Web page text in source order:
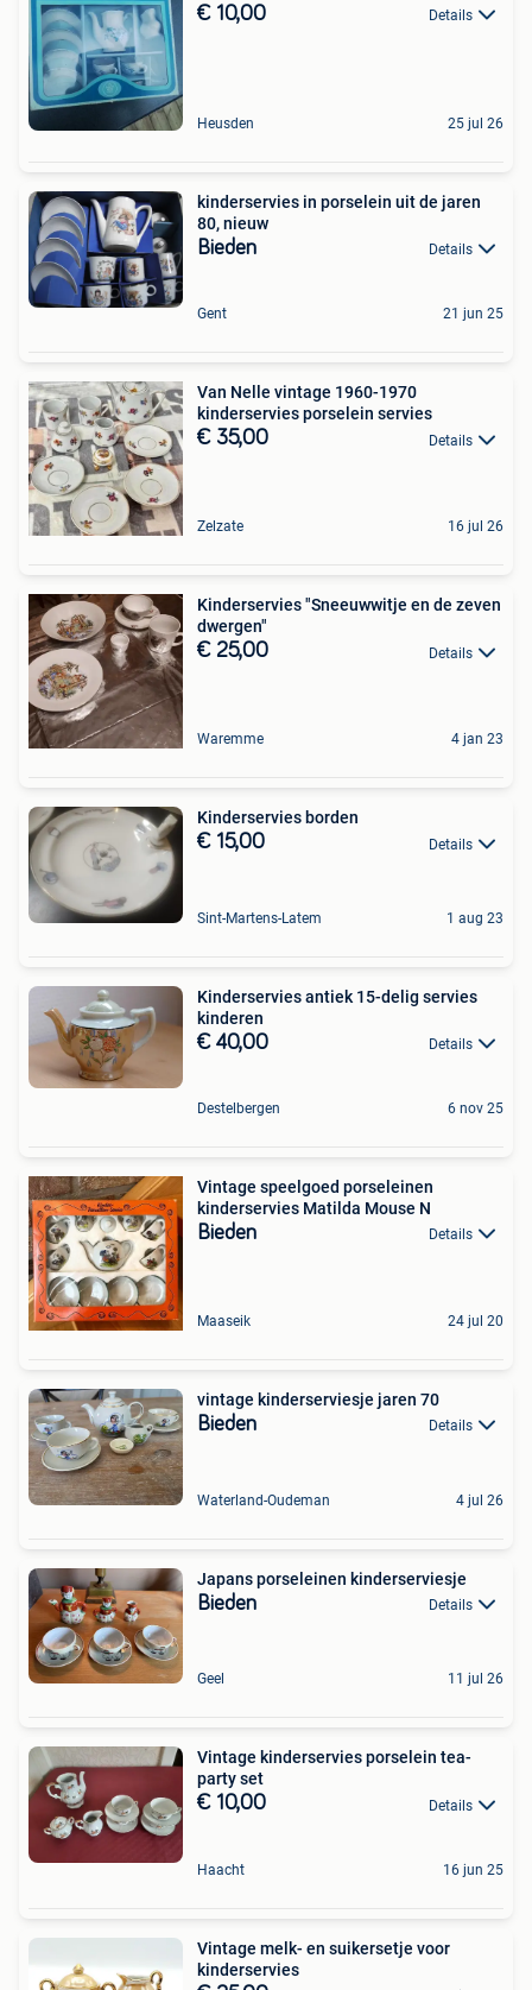
€ 10,00 Details
Heusden 25 jul 26
kinderservies in porselein uit de jaren
80, nieuw
Bieden Details
Gent 21 jun 25
Van Nelle vintage 1960-1970
kinderservies porselein servies
€ 35,00 Details
Zelzate 16 jul 26
Kinderservies "Sneeuwwitje en de zeven
dwergen"
€ 25,00 Details
Waremme 4 jan 23
Kinderservies borden
€ 15,00 Details
Sint-Martens-Latem 1 aug 23
Kinderservies antiek 15-delig servies
kinderen
€ 40,00 Details
Destelbergen 6 nov 25
Vintage speelgoed porseleinen
kinderservies Matilda Mouse N
Bieden Details
Maaseik 24 jul 20
vintage kinderserviesje jaren 70
Bieden Details
Waterland-Oudeman 4 jul 26
Japans porseleinen kinderserviesje
Bieden Details
Geel 11 jul 26
Vintage kinderservies porselein tea-
party set
€ 10,00 Details
Haacht 16 jun 25
Vintage melk- en suikersetje voor
kinderservies